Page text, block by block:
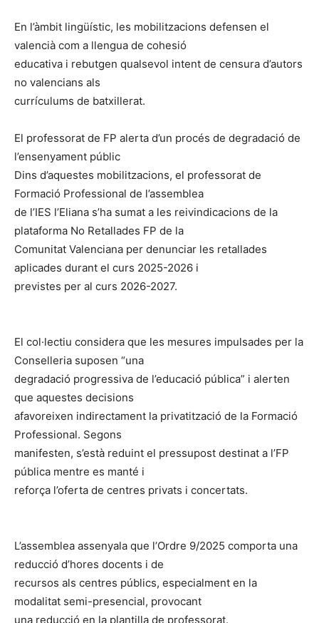
En l’àmbit lingüístic, les mobilitzacions defensen el
valencià com a llengua de cohesió
educativa i rebutgen qualsevol intent de censura d’autors
no valencians als
currículums de batxillerat.
El professorat de FP alerta d’un procés de degradació de
l’ensenyament públic
Dins d’aquestes mobilitzacions, el professorat de
Formació Professional de l’assemblea
de l’IES l’Eliana s’ha sumat a les reivindicacions de la
plataforma No Retallades FP de la
Comunitat Valenciana per denunciar les retallades
aplicades durant el curs 2025-2026 i
previstes per al curs 2026-2027.
El col·lectiu considera que les mesures impulsades per la
Conselleria suposen “una
degradació progressiva de l’educació pública” i alerten
que aquestes decisions
afavoreixen indirectament la privatització de la Formació
Professional. Segons
manifesten, s’està reduint el pressupost destinat a l’FP
pública mentre es manté i
reforça l’oferta de centres privats i concertats.
L’assemblea assenyala que l’Ordre 9/2025 comporta una
reducció d’hores docents i de
recursos als centres públics, especialment en la
modalitat semi-presencial, provocant
una reducció en la plantilla de professorat.